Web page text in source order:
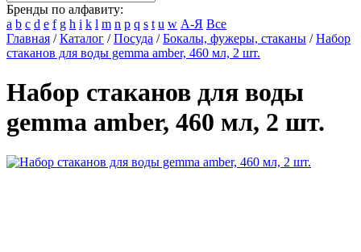
Бренды по алфавиту:
a b c d e f g h i k l m n p q s t u w А-Я Все
Главная /Каталог /Посуда /Бокалы, фужеры, стаканы /Набор
стаканов для воды gemma amber, 460 мл, 2 шт.
Набор стаканов для воды
gemma amber, 460 мл, 2 шт.